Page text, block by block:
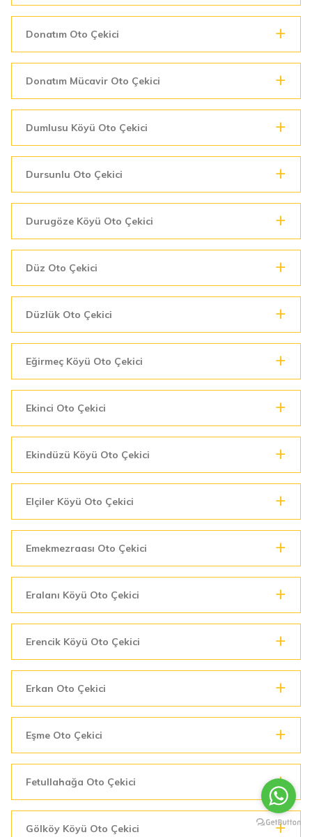
Donatım Oto Çekici
Donatım Mücavir Oto Çekici
Dumlusu Köyü Oto Çekici
Dursunlu Oto Çekici
Durugöze Köyü Oto Çekici
Düz Oto Çekici
Düzlük Oto Çekici
Eğirmeç Köyü Oto Çekici
Ekinci Oto Çekici
Ekindüzü Köyü Oto Çekici
Elçiler Köyü Oto Çekici
Emekmezraası Oto Çekici
Eralanı Köyü Oto Çekici
Erencik Köyü Oto Çekici
Erkan Oto Çekici
Eşme Oto Çekici
Fetullahağa Oto Çekici
Gölköy Köyü Oto Çekici